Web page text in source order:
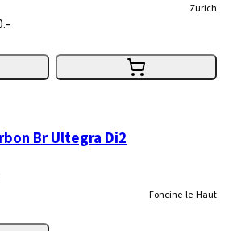
Zurich
Br Ultegra Di2
Foncine-le-Haut